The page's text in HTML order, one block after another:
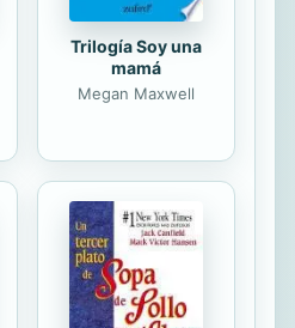
Trilogía Soy una
mamá
Megan Maxwell